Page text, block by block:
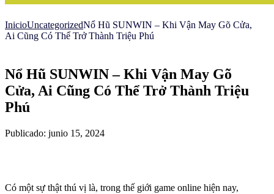
InicioUncategorizedNổ Hũ SUNWIN – Khi Vận May Gõ Cửa,
Ai Cũng Có Thể Trở Thành Triệu Phú
Nổ Hũ SUNWIN – Khi Vận May Gõ
Cửa, Ai Cũng Có Thể Trở Thành Triệu
Phú
Publicado: junio 15, 2024
Có một sự thật thú vị là, trong thế giới game online hiện nay,